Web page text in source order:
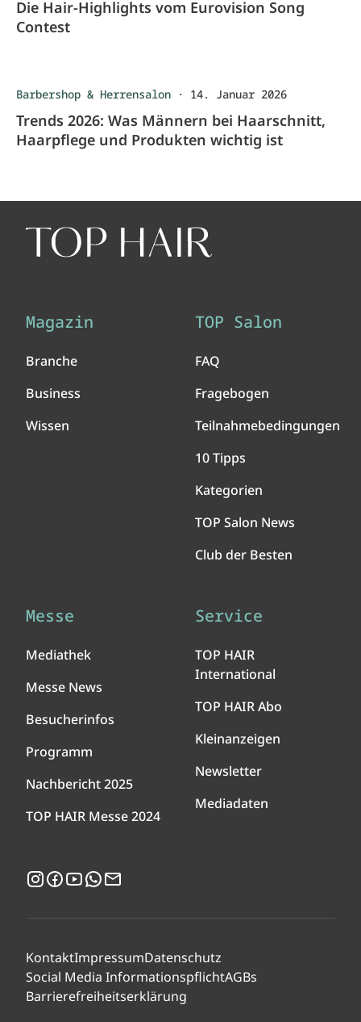
Die Hair-Highlights vom Eurovision Song
Contest
Barbershop & Herrensalon · 14. Januar 2026
Trends 2026: Was Männern bei Haarschnitt,
Haarpflege und Produkten wichtig ist
Magazin
Branche
Business
Wissen
TOP Salon
FAQ
Fragebogen
Teilnahmebedingungen
10 Tipps
Kategorien
TOP Salon News
Club der Besten
Messe
Mediathek
Messe News
Besucherinfos
Programm
Nachbericht 2025
TOP HAIR Messe 2024
Service
TOP HAIR
International
TOP HAIR Abo
Kleinanzeigen
Newsletter
Mediadaten
Instagram
Facebook
YouTubeWhatsApp
KontaktImpressumDatenschutz
Social Media InformationspflichtAGBs
Barrierefreiheitserklärung